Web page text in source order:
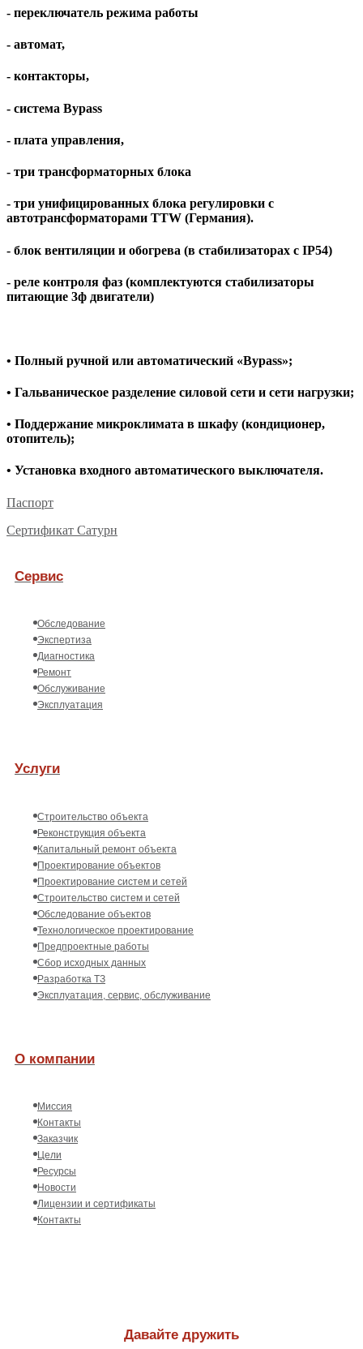
- переключатель режима работы
- автомат,
- контакторы,
- система Bypass
- плата управления,
- три трансформаторных блока
- три унифицированных блока регулировки с
автотрансформаторами TTW (Германия).
- блок вентиляции и обогрева (в стабилизаторах c IP54)
- реле контроля фаз (комплектуются стабилизаторы
питающие 3ф двигатели)
• Полный ручной или автоматический «Bypass»;
• Гальваническое разделение силовой сети и сети нагрузки;
• Поддержание микроклимата в шкафу (кондиционер,
отопитель);
• Установка входного автоматического выключателя.
Паспорт
Сертификат Сатурн
Сервис
Обследование
Экспертиза
Диагностика
Ремонт
Обслуживание
Эксплуатация
Услуги
Строительство объекта
Реконструкция объекта
Капитальный ремонт объекта
Проектирование объектов
Проектирование систем и сетей
Строительство систем и сетей
Обследование объектов
Технологическое проектирование
Предпроектные работы
Сбор исходных данных
Разработка ТЗ
Эксплуатация, сервис, обслуживание
О компании
Миссия
Контакты
Заказчик
Цели
Ресурсы
Новости
Лицензии и сертификаты
Контакты
Давайте дружить